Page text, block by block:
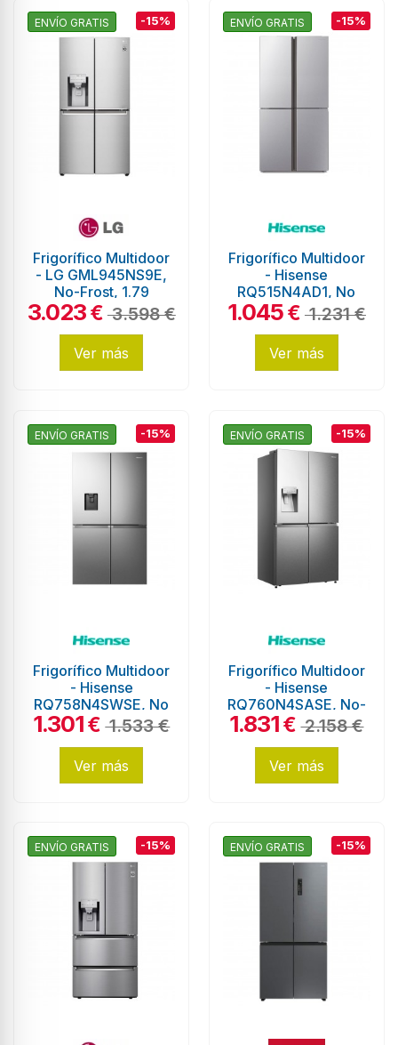
ENVÍO GRATIS -15%
Frigorífico Multidoor
- LG GML945NS9E,
No-Frost, 1.79
metros, Wifi,
Eficiencia E, Inox
3.023€ 3.598 €
Ver más
ENVÍO GRATIS -15%
Frigorífico Multidoor
- Hisense
RQ515N4AD1, No
Frost, 1.81 metros,
Inox
1.045€ 1.231 €
Ver más
ENVÍO GRATIS -15%
Frigorífico Multidoor
- Hisense
RQ758N4SWSE, No
Frost, 609 litros, 1.78
1.301€ 1.533 €
Ver más
ENVÍO GRATIS -15%
Frigorífico Multidoor
- Hisense
RQ760N4SASE, No-
Frost, 597 litros,
1.831€ 2.158 €
Ver más
ENVÍO GRATIS -15% ENVÍO GRATIS -15%